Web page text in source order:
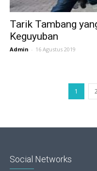
Tarik Tambang
Keguyuban
Admin - 16 Agustus 2019
1
Social Networks